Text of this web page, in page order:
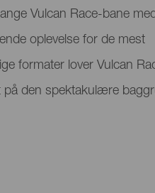
Vulcan Race-bane
oplevelse for de mest
formater lover Vulcan
den spektakulære